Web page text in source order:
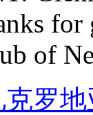
for
of
罗